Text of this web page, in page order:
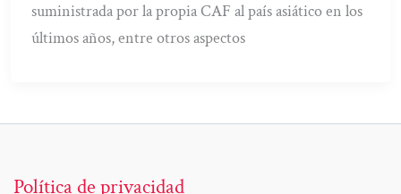
suministrada por la propia CAF al país asiático en los
últimos años, entre otros aspectos
Política de privacidad